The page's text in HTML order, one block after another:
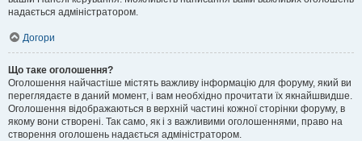
надається адміністратором.
Догори
Що таке оголошення?
Оголошення найчастіше містять важливу інформацію для форуму, який ви
переглядаєте в даний момент, і вам необхідно прочитати їх якнайшвидше.
Оголошення відображаються в верхній частині кожної сторінки форуму, в
якому вони створені. Так само, як і з важливими оголошеннями, право на
створення оголошень надається адміністратором.